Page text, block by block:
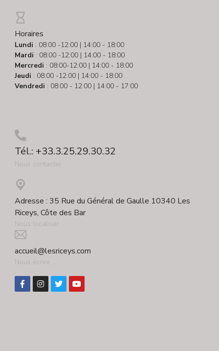
Horaires
Lundi : 08:00 -12:00 | 14:00 - 18:00
Mardi : 08:00 -12:00 | 14:00 - 18:00
Mercredi : 08:00-12:00 | 14:00 - 18:00
Jeudi : 08:00 -12:00 | 14:00 - 18:00
Vendredi : 08:00 - 12:00 | 14:00 - 17:00
Tél.: +33.3.25.29.30.32
Nous contacter ...
Adresse : 35 Rue du Général de Gaulle 10340 Les
Riceys, Côte des Bar
Nous localiser ...
accueil@lesriceys.com
Nous écrire ...